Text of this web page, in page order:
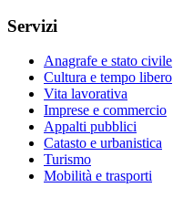
Servizi
Anagrafe e stato civile
Cultura e tempo libero
Vita lavorativa
Imprese e commercio
Appalti pubblici
Catasto e urbanistica
Turismo
Mobilità e trasporti